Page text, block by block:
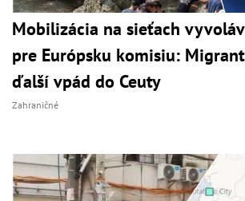
Mobilizácia na sieťach
pre Európsku komisiu:
ďalší vpád do Ceuty
Zahraničné